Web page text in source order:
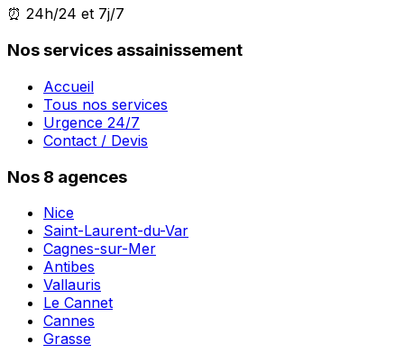
⏰ 24h/24 et 7j/7
Nos services assainissement
Accueil
Tous nos services
Urgence 24/7
Contact / Devis
Nos 8 agences
Nice
Saint-Laurent-du-Var
Cagnes-sur-Mer
Antibes
Vallauris
Le Cannet
Cannes
Grasse